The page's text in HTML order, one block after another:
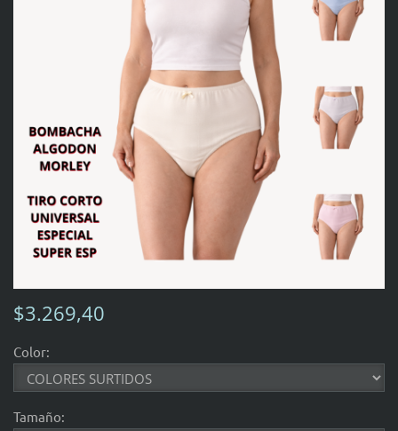
$3.269,40
Color:
Tamaño: